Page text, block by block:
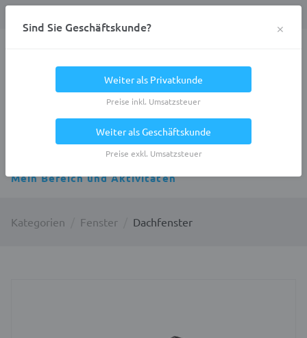
Mein Bereich und Aktivitäten
Kategorien Fenster Dachfenster
Sind Sie Geschäftskunde? ×
Weiter als Privatkunde
Preise inkl. Umsatzsteuer
Weiter als Geschäftskunde
Preise exkl. Umsatzsteuer